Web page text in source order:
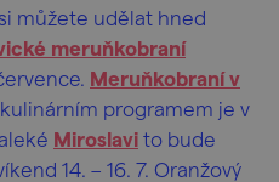
můžete udělat hned
meruňkobraní
Meruňkobraní v
programem je v
Miroslavi to bude
14. – 16. 7. Oranžový